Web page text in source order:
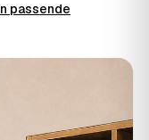
passende